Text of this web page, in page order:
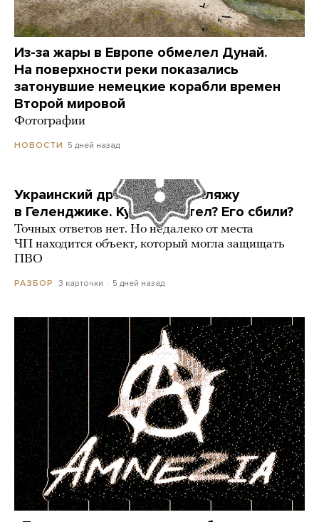
Из-за жары в Европе обмелел Дунай.
На поверхности реки показались
затонувшие немецкие корабли времен
Второй мировой
Фотографии
НОВОСТИ 5 дней назад
Украинский дрон попал по пляжу
в Геленджике. Куда он летел? Его сбили?
Точных ответов нет. Но недалеко от места
ЧП находится объект, который могла защищать
ПВО
РАЗБОР 3 карточки 5 дней назад